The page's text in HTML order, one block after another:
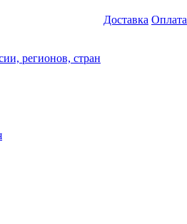
регионов, стран
Доставка Оплата